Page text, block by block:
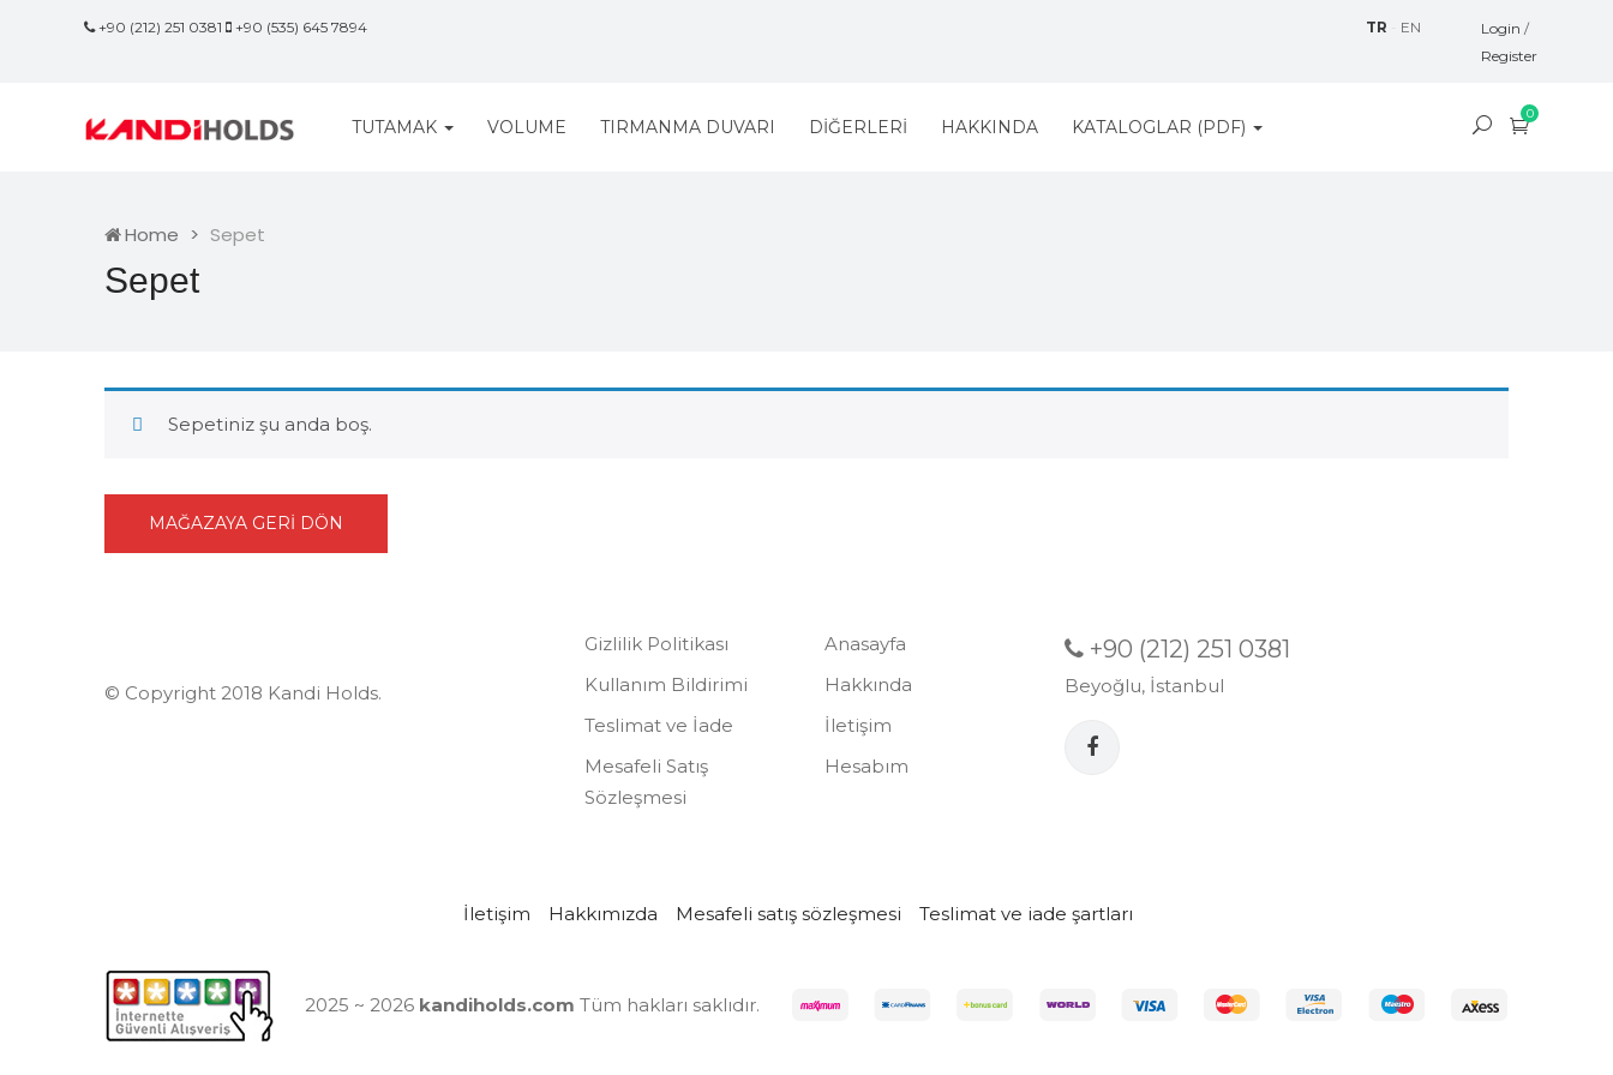
+90 (212) 251 0381 +90 (535) 645 7894 TR EN Login /
Register
TUTAMAK VOLUME TIRMANMA DUVARI DIĞERLERI HAKKINDA KATALOGLAR (PDF)
0
Home Sepet
Sepet
Sepetiniz şu anda boş.
MAĞAZAYA GERI DÖN
© Copyright 2018 Kandi Holds.
Gizlilik Politikası
Kullanım Bildirimi
Teslimat ve İade
Mesafeli Satış
Sözleşmesi
Anasayfa
Hakkında
İletişim
Hesabım
+90 (212) 251 0381
Beyoğlu, İstanbul
İletişim Hakkımızda Mesafeli satış sözleşmesi Teslimat ve iade şartları
2025 ~ 2026 kandiholds.com Tüm hakları saklıdır.